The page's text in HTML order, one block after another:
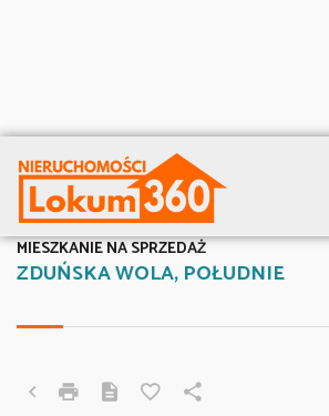
ZDUŃSKA WOLA, POŁUDNIE
MIESZKANIE NA SPRZEDAŻ